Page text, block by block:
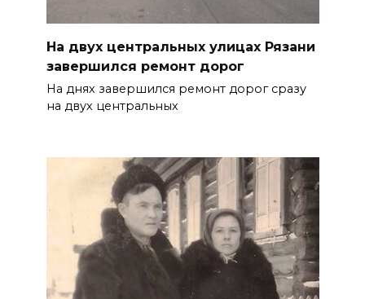
На двух центральных улицах Рязани
завершился ремонт дорог
На днях завершился ремонт дорог сразу
на двух центральных